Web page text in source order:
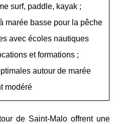
surf, paddle, kayak ;
marée basse pour la pêche
avec écoles nautiques
et formations ;
autour de marée
modéré
de Saint-Malo offrent une